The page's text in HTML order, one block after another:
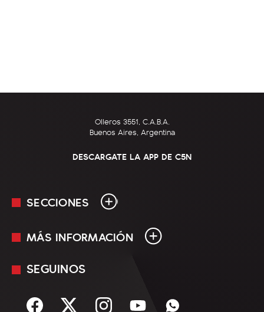
Olleros 3551, C.A.B.A.
Buenos Aires, Argentina
DESCARGATE LA APP DE C5N
SECCIONES
En Vivo
Sociedad
MÁS INFORMACIÓN
Mediakit
Términos y condiciones
SEGUINOS